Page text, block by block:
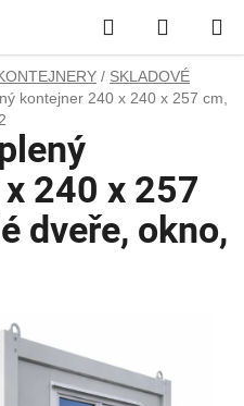
Hledat
KOŠÍK
/ SKLADOVÉ
kontejner 240 x 240 x 257 cm,
240 x 257
dveře, okno,